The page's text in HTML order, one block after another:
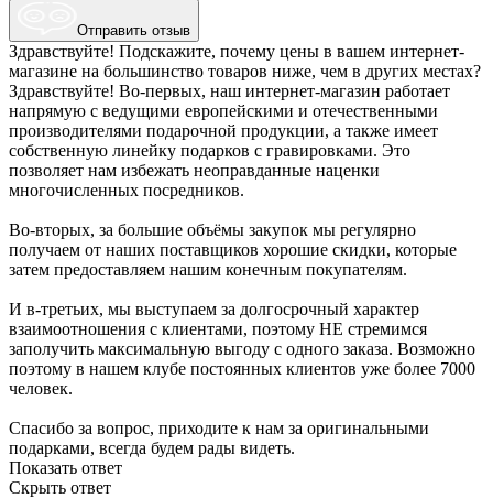
Отправить отзыв
Здравствуйте! Подскажите, почему цены в вашем интернет-
магазине на большинство товаров ниже, чем в других местах?
Здравствуйте! Во-первых, наш интернет-магазин работает
напрямую с ведущими европейскими и отечественными
производителями подарочной продукции, а также имеет
собственную линейку подарков с гравировками. Это
позволяет нам избежать неоправданные наценки
многочисленных посредников.
Во-вторых, за большие объёмы закупок мы регулярно
получаем от наших поставщиков хорошие скидки, которые
затем предоставляем нашим конечным покупателям.
И в-третьих, мы выступаем за долгосрочный характер
взаимоотношения с клиентами, поэтому НЕ стремимся
заполучить максимальную выгоду с одного заказа. Возможно
поэтому в нашем клубе постоянных клиентов уже более 7000
человек.
Спасибо за вопрос, приходите к нам за оригинальными
подарками, всегда будем рады видеть.
Показать ответ
Скрыть ответ